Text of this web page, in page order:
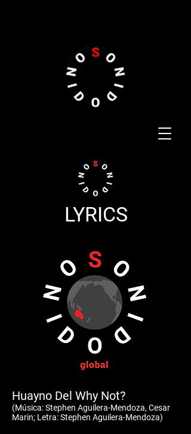
LYRICS
Huayno Del Why Not?
(Música: Stephen Aguilera-Mendoza, Cesar
Marin; Letra: Stephen Aguilera-Mendoza)